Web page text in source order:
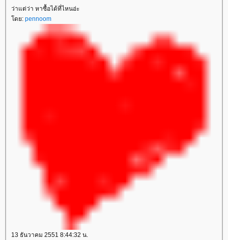
ว่าแต่ว่า หาซื้อได้ที่ไหนอ่ะ
ดย: pennoom
13 ธันวาคม 2551 8:44:32 น.